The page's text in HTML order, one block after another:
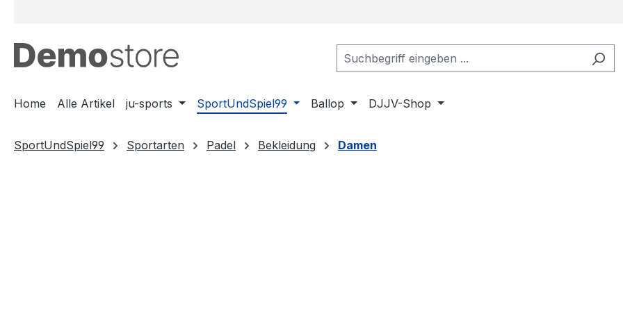
Home Alle Artikel ju-sports SportUndSpiel99 Ballop DJJV-Shop
SportUndSpiel99 Sportarten Padel Bekleidung Damen